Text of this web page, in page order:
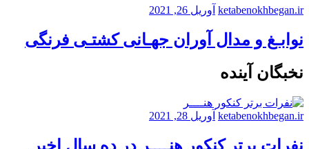
ketabenokhbegan.ir آوریل 26, 2021
نوابـغ و مدال آوران جهـانی کشتـی فرنگی
نخبگان آینده
ketabenokhbegan.ir آوریل 28, 2021